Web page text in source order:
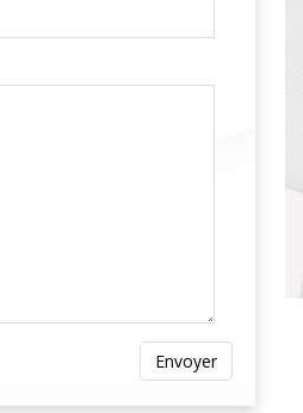
Envoyer